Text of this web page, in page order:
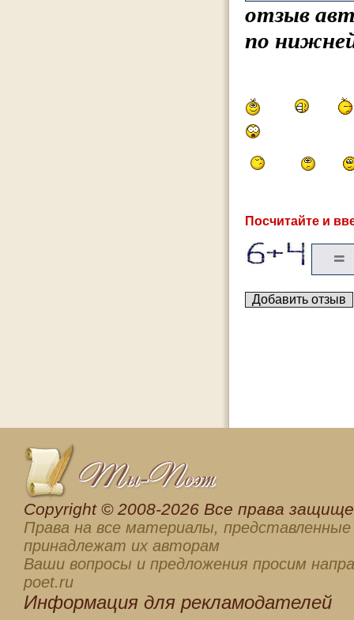
отзыв
по
Посчитайте и
Сopyright © 2008-2026 Все права
Права на все материалы, представленные
принадлежат их авторам
Ваши вопросы и предложения просим
poet.ru
Информация для рекламодателей